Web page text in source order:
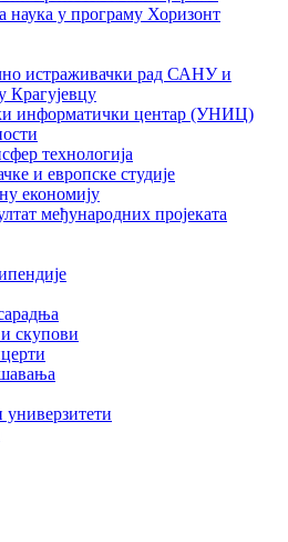
наука у програму Хоризонт
истраживачки рад САНУ и
Крагујевцу
информатички центар (УНИЦ)
технологија
и европске студије
економију
међународних пројеката
скупови